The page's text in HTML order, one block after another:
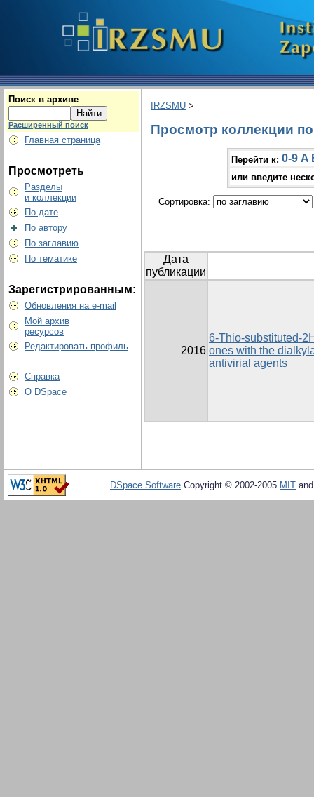
Поиск в архиве
Расширенный поиск
Главная страница
Просмотреть
Разделы
и коллекции
По дате
По автору
По заглавию
По тематике
Зарегистрированным:
Обновления на e-mail
Мой архив
ресурсов
Редактировать профиль
Справка
О DSpace
IRZSMU >
Просмотр коллекции
Перейти к: 0-9 A
или введите
Сортировка:
Дата
публикации
2016
6-Thio-substituted-
ones with the
antivirial agents
DSpace Software Copyright © 2002-2005 MIT